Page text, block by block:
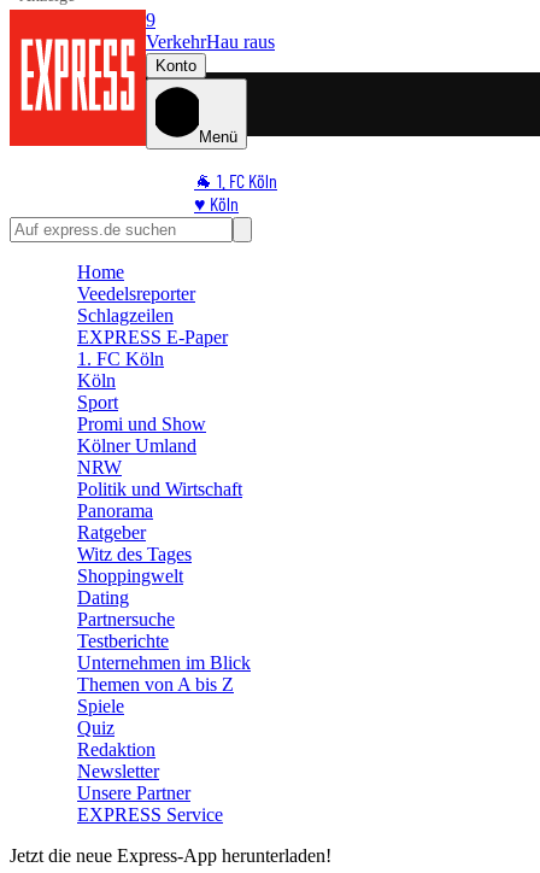
9
VerkehrHau raus
Konto
Menü
🐐 1. FC Köln
♥️ Köln
⭐ Promi
🛒 Shoppingwelt
Home
Veedelsreporter
Schlagzeilen
EXPRESS E-Paper
1. FC Köln
Köln
Sport
Promi und Show
Kölner Umland
NRW
Politik und Wirtschaft
Panorama
Ratgeber
Witz des Tages
Shoppingwelt
Dating
Partnersuche
Testberichte
Unternehmen im Blick
Themen von A bis Z
Spiele
Quiz
Redaktion
Newsletter
Unsere Partner
EXPRESS Service
Jetzt die neue Express-App herunterladen!